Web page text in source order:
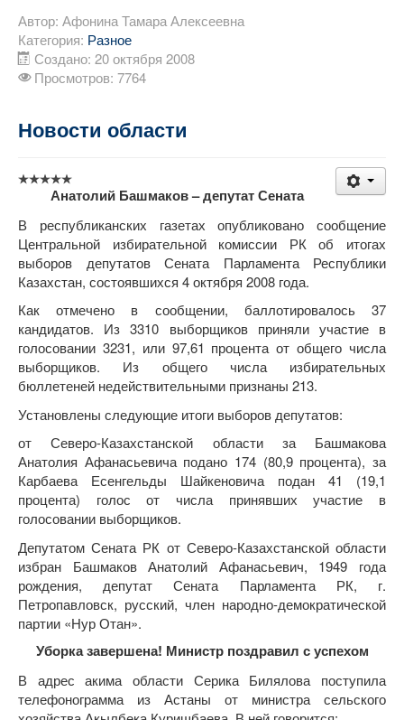
Автор: Афонина Тамара Алексеевна
Категория: Разное
Создано: 20 октября 2008
Просмотров: 7764
Новости области
Анатолий Башмаков – депутат Сената
В республиканских газетах опубликовано сообщение
Центральной избирательной комиссии РК об итогах
выборов депутатов Сената Парламента Республики
Казахстан, состоявшихся 4 октября 2008 года.
Как отмечено в сообщении, баллотировалось 37
кандидатов. Из 3310 выборщиков приняли участие в
голосовании 3231, или 97,61 процента от общего числа
выборщиков. Из общего числа избирательных
бюллетеней недействительными признаны 213.
Установлены следующие итоги выборов депутатов:
от Северо-Казахстанской области за Башмакова
Анатолия Афанасьевича подано 174 (80,9 процента), за
Карбаева Есенгельды Шайкеновича подан 41 (19,1
процента) голос от числа принявших участие в
голосовании выборщиков.
Депутатом Сената РК от Северо-Казахстанской области
избран Башмаков Анатолий Афанасьевич, 1949 года
рождения, депутат Сената Парламента РК, г.
Петропавловск, русский, член народно-демократической
партии «Нур Отан».
Уборка завершена! Министр поздравил с успехом
В адрес акима области Серика Билялова поступила
телефонограмма из Астаны от министра сельского